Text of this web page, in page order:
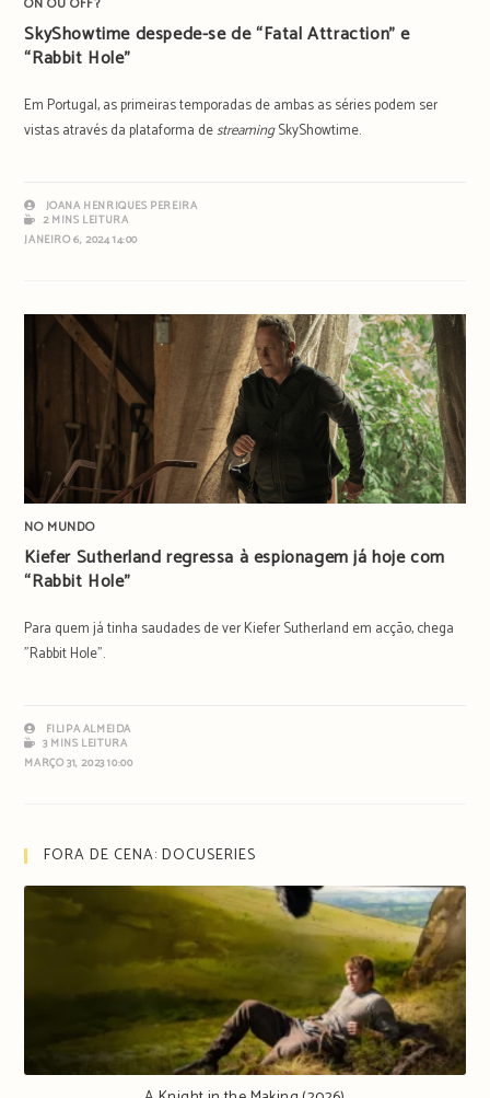
SkyShowtime despede-se de “Fatal Attraction” e
“Rabbit Hole”
Em Portugal, as primeiras temporadas de ambas as séries podem ser
vistas através da plataforma destreamingSkyShowtime.
JOANA HENRIQUES PEREIRA
2 MINS LEITURA
JANEIRO 6, 2024 14:00
NO MUNDO
Kiefer Sutherland regressa à espionagem já hoje com
“Rabbit Hole”
Para quem já tinha saudades de ver Kiefer Sutherland em acção, chega
"Rabbit Hole".
FILIPA ALMEIDA
3 MINS LEITURA
MARÇO 31, 2023 10:00
FORA DE CENA: DOCUSERIES